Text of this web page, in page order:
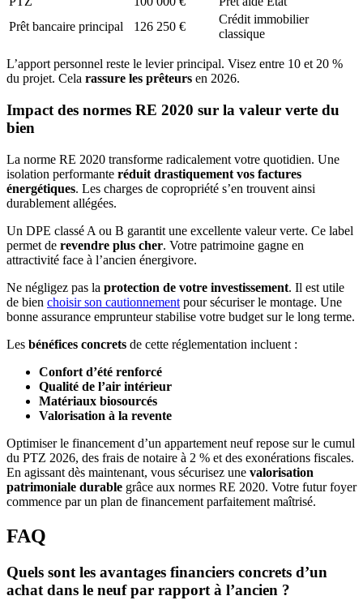
Prêt bancaire principal
126 250 €
Crédit immobilier
classique
L’apport personnel reste le levier principal. Visez entre 10 et 20 %
du projet. Cela rassure les prêteurs en 2026.
Impact des normes RE 2020 sur la valeur verte du
bien
La norme RE 2020 transforme radicalement votre quotidien. Une
isolation performante réduit drastiquement vos factures
énergétiques. Les charges de copropriété s’en trouvent ainsi
durablement allégées.
Un DPE classé A ou B garantit une excellente valeur verte. Ce label
permet de revendre plus cher. Votre patrimoine gagne en
attractivité face à l’ancien énergivore.
Ne négligez pas la protection de votre investissement. Il est utile
de bien choisir son cautionnement pour sécuriser le montage. Une
bonne assurance emprunteur stabilise votre budget sur le long terme.
Les bénéfices concrets de cette réglementation incluent :
Confort d’été renforcé
Qualité de l’air intérieur
Matériaux biosourcés
Valorisation à la revente
Optimiser le financement d’un appartement neuf repose sur le cumul
du PTZ 2026, des frais de notaire à 2 % et des exonérations fiscales.
En agissant dès maintenant, vous sécurisez une valorisation
patrimoniale durable grâce aux normes RE 2020. Votre futur foyer
commence par un plan de financement parfaitement maîtrisé.
FAQ
Quels sont les avantages financiers concrets d’un
achat dans le neuf par rapport à l’ancien ?